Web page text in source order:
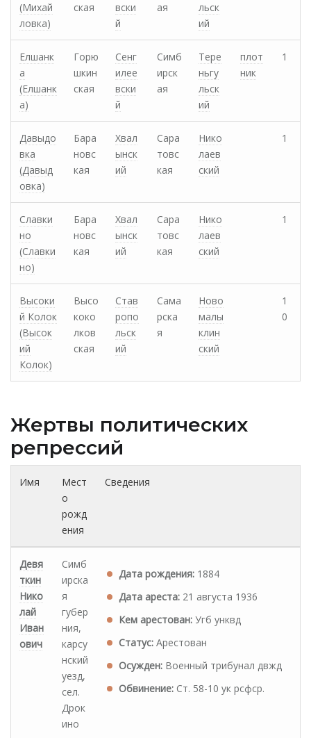
(Михай
ловка)
ская
вски
й
ая
льск
ий
Елшанк
а
(Елшанк
а)
Горю
шкин
ская
Сенг
илее
вски
й
Симб
ирск
ая
Тере
ньгу
льск
ий
плот
ник
1
Давыдо
вка
(Давыд
овка)
Бара
новс
кая
Хвал
ынск
ий
Сара
товс
кая
Нико
лаев
ский
1
Славки
но
(Славки
но)
Бара
новс
кая
Хвал
ынск
ий
Сара
товс
кая
Нико
лаев
ский
1
Высоки
й Колок
(Высок
ий
Колок)
Высо
коко
лков
ская
Став
ропо
льск
ий
Сама
рска
я
Ново
малы
клин
ский
1
0
Жертвы политических
репрессий
Имя
Мест
о
рожд
ения
Сведения
Девя
ткин
Нико
лай
Иван
ович
Симб
ирска
я
губер
ния,
карсу
нский
уезд,
сел.
Дрок
ино
Дата рождения: 1884
Дата ареста: 21 августа 1936
Кем арестован: Угб унквд
Статус: Арестован
Осужден: Военный трибунал двжд
Обвинение: Ст. 58-10 ук рсфср.